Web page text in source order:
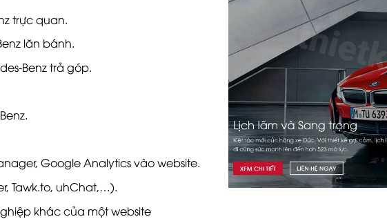
trực quan.
lăn bánh.
Benz trả góp.
Google Analytics vào website.
Tawk.to, uhChat,…).
khác của một website